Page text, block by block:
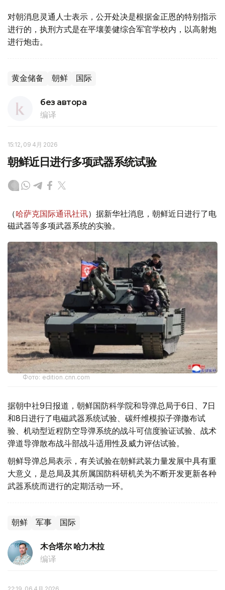
对朝消息灵通人士表示，公开处决是根据金正恩的特别指示
进行的，执刑方式是在平壤姜健综合军官学校内，以高射炮
进行炮击。
黄金储备 朝鲜 国际
без автора
编译
15:12, 09 4月 2026
朝鲜近日进行多项武器系统试验
（哈萨克国际通讯社讯）据新华社消息，朝鲜近日进行了电
磁武器等多项武器系统的实验。
Фото: edition.cnn.com
据朝中社9日报道，朝鲜国防科学院和导弹总局于6日、7日
和8日进行了电磁武器系统试验、碳纤维模拟子弹撒布试
验、机动型近程防空导弹系统的战斗可信度验证试验、战术
弹道导弹散布战斗部战斗适用性及威力评估试验。
朝鲜导弹总局表示，有关试验在朝鲜武装力量发展中具有重
大意义，是总局及其所属国防科研机关为不断开发更新各种
武器系统而进行的定期活动一环。
朝鲜 军事 国际
木合塔尔 哈力木拉
编译
22:19, 06 4月 2026